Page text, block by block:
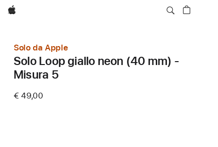
Apple
Solo da Apple
Solo Loop giallo neon (40 mm) -
Misura 5
€ 49,00